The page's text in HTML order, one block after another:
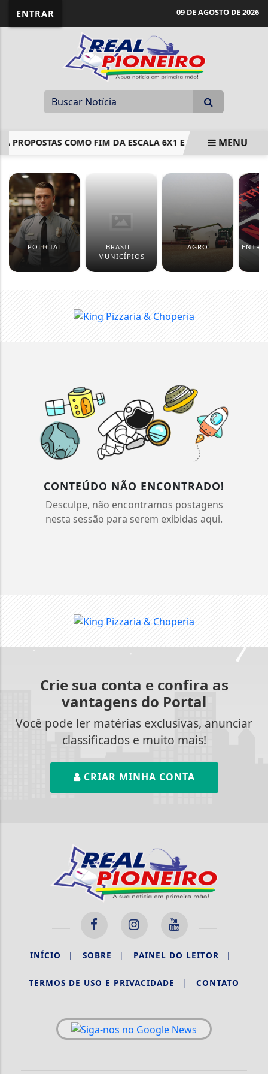
ENTRAR 09 DE AGOSTO DE 2026
PROPOSTAS COMO FIM DA ESCALA 6X1 E REDUÇÃO DA
MENU
POLICIAL
BRASIL -
MUNICÍPIOS
AGRO
CONTEÚDO NÃO ENCONTRADO!
Desculpe, não encontramos postagens
nesta sessão para serem exibidas aqui.
Crie sua conta e confira as
vantagens do Portal
Você pode ler matérias exclusivas, anunciar
classificados e muito mais!
CRIAR MINHA CONTA
INÍCIO | SOBRE | PAINEL DO LEITOR |
TERMOS DE USO E PRIVACIDADE | CONTATO